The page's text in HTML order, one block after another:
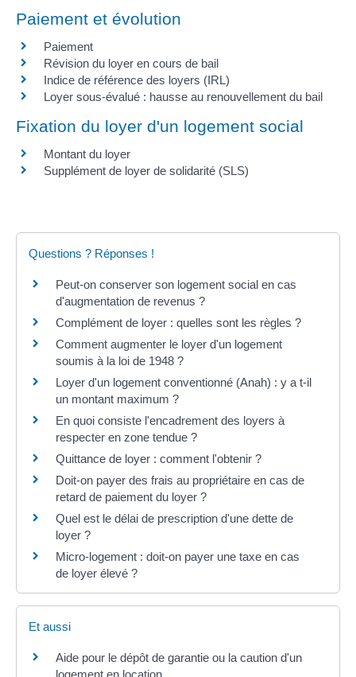
Paiement et évolution
Paiement
Révision du loyer en cours de bail
Indice de référence des loyers (IRL)
Loyer sous-évalué : hausse au renouvellement du bail
Fixation du loyer d'un logement social
Montant du loyer
Supplément de loyer de solidarité (SLS)
Questions ? Réponses !
Peut-on conserver son logement social en cas
d'augmentation de revenus ?
Complément de loyer : quelles sont les règles ?
Comment augmenter le loyer d'un logement
soumis à la loi de 1948 ?
Loyer d'un logement conventionné (Anah) : y a t-il
un montant maximum ?
En quoi consiste l'encadrement des loyers à
respecter en zone tendue ?
Quittance de loyer : comment l'obtenir ?
Doit-on payer des frais au propriétaire en cas de
retard de paiement du loyer ?
Quel est le délai de prescription d'une dette de
loyer ?
Micro-logement : doit-on payer une taxe en cas
de loyer élevé ?
Et aussi
Aide pour le dépôt de garantie ou la caution d'un
logement en location